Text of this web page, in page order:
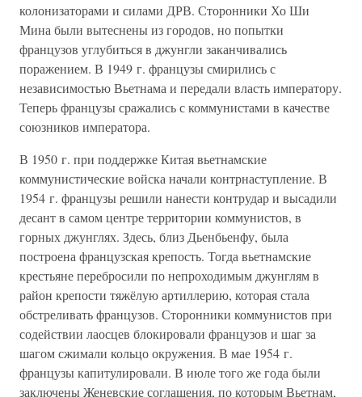
колонизаторами и силами ДРВ. Сторонники Хо Ши
Мина были вытеснены из городов, но попытки
французов углубиться в джунгли заканчивались
поражением. В 1949 г. французы смирились с
независимостью Вьетнама и передали власть императору.
Теперь французы сражались с коммунистами в качестве
союзников императора.
В 1950 г. при поддержке Китая вьетнамские
коммунистические войска начали контрнаступление. В
1954 г. французы решили нанести контрудар и высадили
десант в самом центре территории коммунистов, в
горных джунглях. Здесь, близ Дьенбьенфу, была
построена французская крепость. Тогда вьетнамские
крестьяне перебросили по непроходимым джунглям в
район крепости тяжёлую артиллерию, которая стала
обстреливать французов. Сторонники коммунистов при
содействии лаосцев блокировали французов и шаг за
шагом сжимали кольцо окружения. В мае 1954 г.
французы капитулировали. В июле того же года были
заключены Женевские соглашения, по которым Вьетнам,